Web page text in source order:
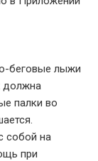
беговые лыжи
должна
палки во
собой на
при